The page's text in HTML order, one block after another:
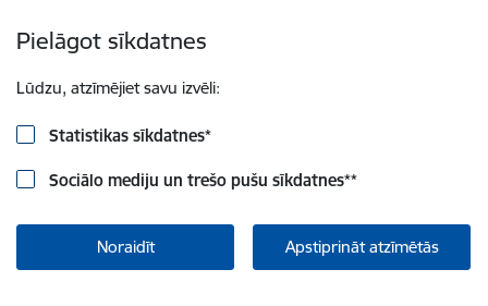
Pielāgot sīkdatnes
Lūdzu, atzīmējiet savu izvēli:
Statistikas sīkdatnes*
Sociālo mediju un trešo pušu sīkdatnes**
Noraidīt Apstiprināt atzīmētās